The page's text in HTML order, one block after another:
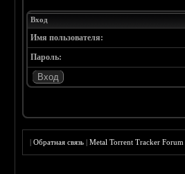
Вход
Имя пользователя:
Пароль:
|Обратная связь |Metal Torrent Tracker Forum